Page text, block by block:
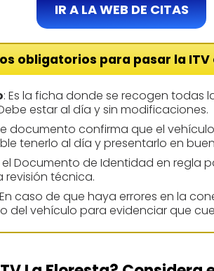
IR A LA WEB DE CITAS
obligatorios para pasar la ITV
: Es la ficha donde se recogen todas
estar al día y sin modificaciones.
documento confirma que el
tenerlo al día y presentarlo en
el Documento de Identidad en regla
revisión técnica.
caso de que haya errores en la
del vehículo para evidenciar que